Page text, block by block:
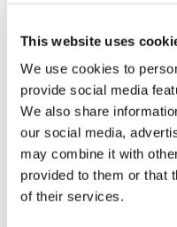
This website uses
We use cookies to
provide social media
We also share
our social media,
may combine it with
provided to them or that
of their services.
Todos los tratamientos
salud certificada en
A Cerca de Nosotros
¿Cómo funciona?
Guía Preoperatoria
Autores & revisores
Flymedi Programa de
Planes De Pago
Carreras